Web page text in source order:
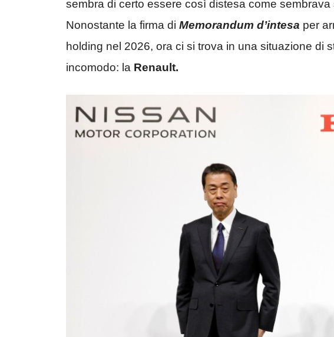
sembra di certo essere così distesa come
Nonostante la firma di Memorandum d’intesa per
holding nel 2026, ora ci si trova in una situazione di
incomodo: la Renault.